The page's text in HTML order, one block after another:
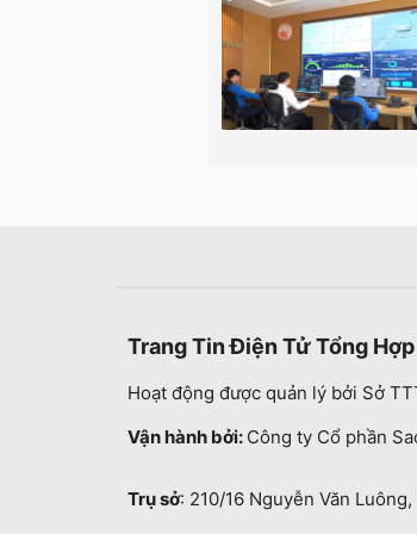
Trang Tin Điện Tử Tổng Hợp
Hoạt động được quản lý bởi Sở
Vận hành bởi: Công ty Cổ phần
Trụ sở: 210/16 Nguyễn Văn